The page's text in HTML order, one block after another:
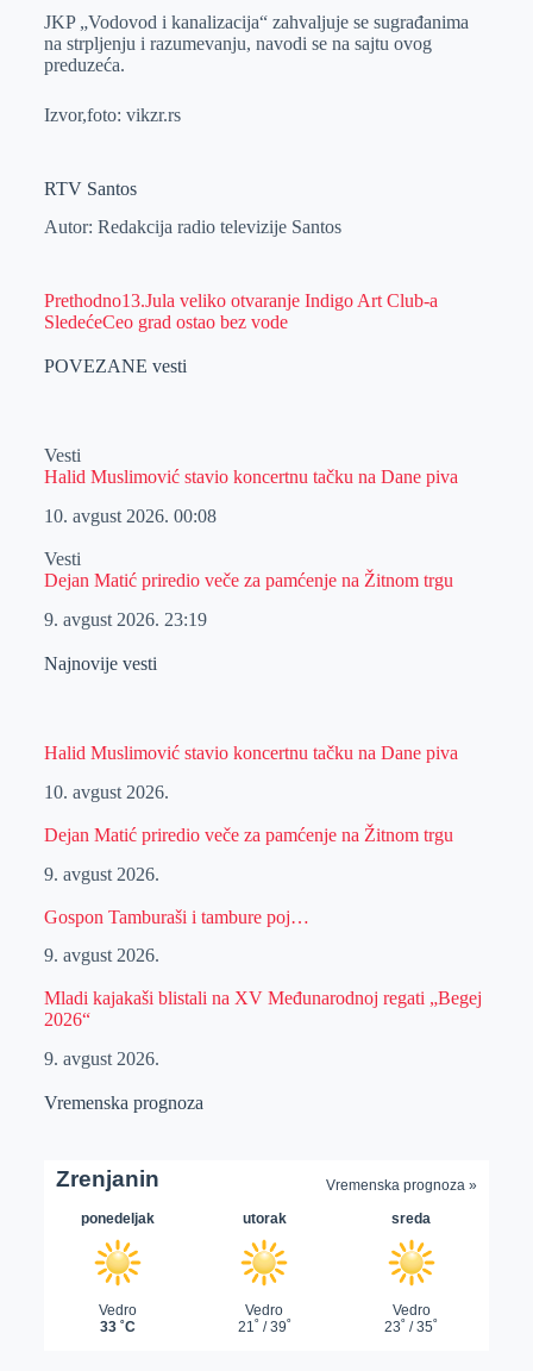
JKP „Vodovod i kаnаlizаcijа“ zаhvаljuje se sugrаđаnimа
nа strpljenju i rаzumevаnju, navodi se na sajtu ovog
preduzeća.
Izvor,foto: vikzr.rs
RTV Santos
Autor: Redakcija radio televizije Santos
Prethodno13.Jula veliko otvaranje Indigo Art Club-a
SledećeCeo grad ostao bez vode
POVEZANE vesti
Vesti
Halid Muslimović stavio koncertnu tačku na Dane piva
10. avgust 2026. 00:08
Vesti
Dejan Matić priredio veče za pamćenje na Žitnom trgu
9. avgust 2026. 23:19
Najnovije vesti
Halid Muslimović stavio koncertnu tačku na Dane piva
10. avgust 2026.
Dejan Matić priredio veče za pamćenje na Žitnom trgu
9. avgust 2026.
Gospon Tamburaši i tambure poj…
9. avgust 2026.
Mladi kajakaši blistali na XV Međunarodnoj regati „Begej
2026“
9. avgust 2026.
Vremenska prognoza